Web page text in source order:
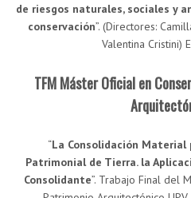
de riesgos naturales, sociales y
conservación”. (Directores:
Valentina Cristini)
TFM Máster Oficial en
“La Consolidación
Patrimonial de Tierra. la
Consolidante”. Trabajo Final del